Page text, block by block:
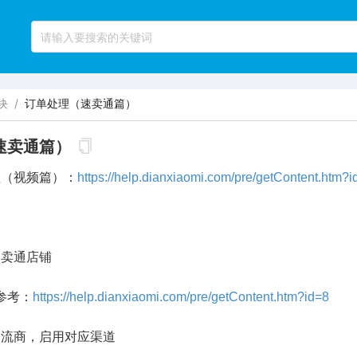
/ 订单处理（速卖通篇）
通篇）
视频篇）： https://help.dianxiaomi.com/pre/
通店铺
： https://help.dianxiaomi.com/pre/getContent.htm?id=8
商，启用对应渠道